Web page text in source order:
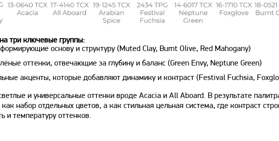
три ключевые группы:
основу и структуру (Muted Clay, Burnt Olive, Red Mahogany)
оттенки, отвечающие за глубину и баланс (Green Envy, Neptune Green)
акценты, которые добавляют динамику и контраст (Festival Fuchsia,
и универсальные оттенки вроде Acacia и All Aboard. В результате
набор отдельных цветов, а как стильная цельная система, где контраст
и температуру оттенков.